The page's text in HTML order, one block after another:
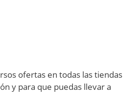
ofertas en todas las tiendas
y para que puedas llevar a